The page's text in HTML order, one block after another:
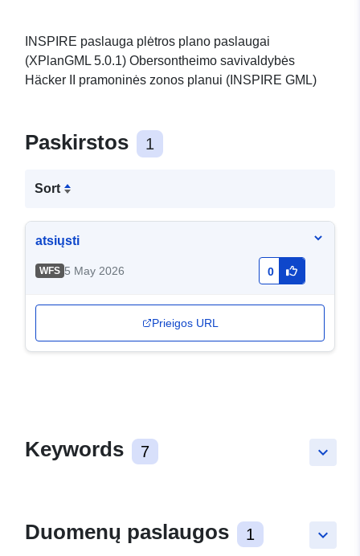
INSPIRE paslauga plėtros plano paslaugai
(XPlanGML 5.0.1) Obersontheimo savivaldybės
Häcker II pramoninės zonos planui (INSPIRE GML)
Paskirstos 1
Sort
atsiųsti
WFS 5 May 2026 0
Prieigos URL
keyboard_arrow_down
Keywords 7
keyboard_arrow_down
Duomenų paslaugos 1